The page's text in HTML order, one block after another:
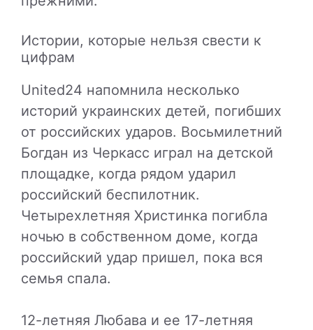
Истории, которые нельзя свести к
цифрам
United24 напомнила несколько
историй украинских детей, погибших
от российских ударов. Восьмилетний
Богдан из Черкасс играл на детской
площадке, когда рядом ударил
российский беспилотник.
Четырехлетняя Христинка погибла
ночью в собственном доме, когда
российский удар пришел, пока вся
семья спала.
12-летняя Любава и ее 17-летняя